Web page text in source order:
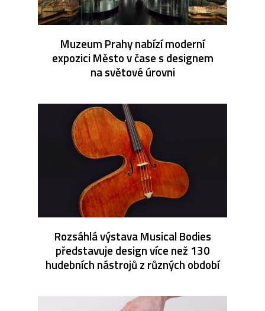
Muzeum Prahy nabízí moderní
expozici Město v čase s designem
na světové úrovni
Rozsáhlá výstava Musical Bodies
představuje design více než 130
hudebních nástrojů z různých období